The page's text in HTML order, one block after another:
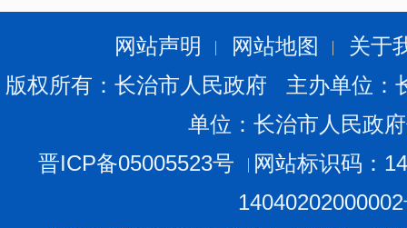
网站声明 网站地图
关于
版权所有：长治市人民政府 主办单位
单位：长治市人民政
晋ICP备05005523号
网站标识码：